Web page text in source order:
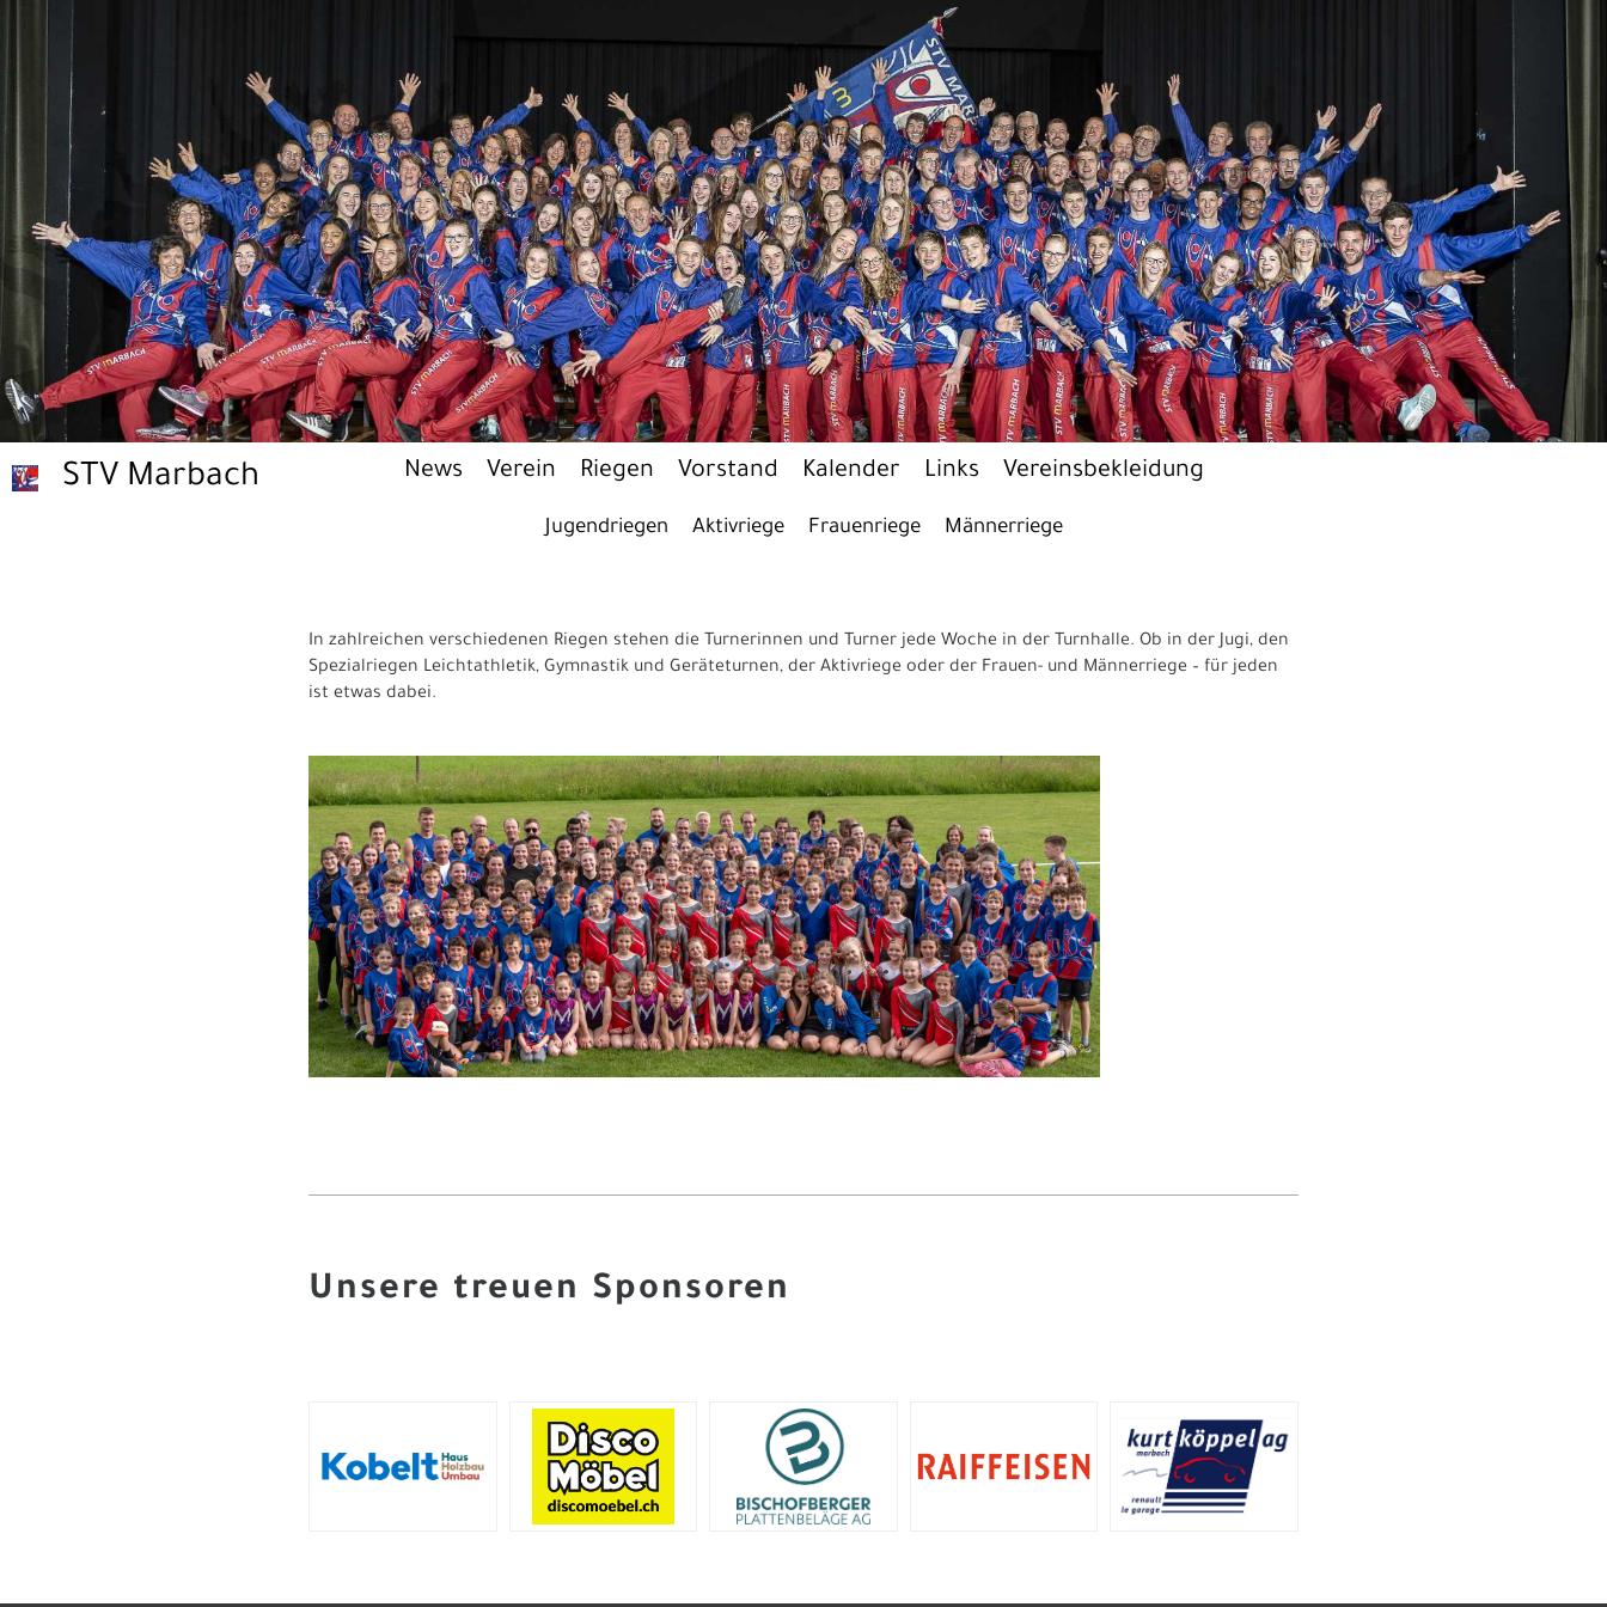
STV Marbach News Verein Riegen Vorstand Kalender Links Vereinsbekleidung
Jugendriegen Aktivriege Frauenriege Männerriege
In zahlreichen verschiedenen Riegen stehen die Turnerinnen und Turner jede Woche in der Turnhalle. Ob in der Jugi, den
Spezialriegen Leichtathletik, Gymnastik und Geräteturnen, der Aktivriege oder der Frauen- und Männerriege – für jeden
ist etwas dabei.
Unsere treuen Sponsoren